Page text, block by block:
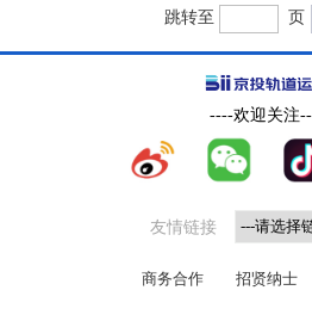
跳转至 页
友情链接
商务合作 招贤纳士
----欢迎关注